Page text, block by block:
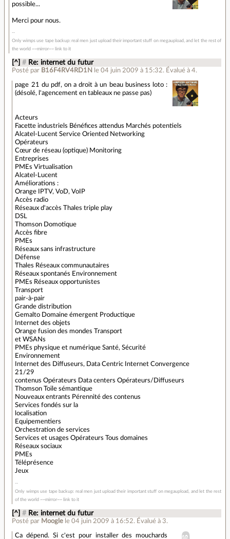
possible...
Merci pour nous.
Only wimps use tape backup: real men just upload their important stuff on megaupload, and let the rest of
the world ~~mirror~~ link to it
[^] # Re: internet du futur
Posté par B16F4RV4RD1N le 04 juin 2009 à 15:32. Évalué à4.
page 21 du pdf, on a droit à un beau business loto :
(désolé, l'agencement en tableaux ne passe pas)
Acteurs
Facette industriels Bénéfices attendus Marchés potentiels
Alcatel-Lucent Service Oriented Networking
Opérateurs
Cœur de réseau (optique) Monitoring
Entreprises
PMEs Virtualisation
Alcatel-Lucent
Améliorations :
Orange IPTV, VoD, VoIP
Accès radio
Réseaux d'accès Thales triple play
DSL
Thomson Domotique
Accès fibre
PMEs
Réseaux sans infrastructure
Défense
Thales Réseaux communautaires
Réseaux spontanés Environnement
PMEs Réseaux opportunistes
Transport
pair-à-pair
Grande distribution
Gemalto Domaine émergent Productique
Internet des objets
Orange fusion des mondes Transport
et WSANs
PMEs physique et numérique Santé, Sécurité
Environnement
Internet des Diffuseurs, Data Centric Internet Convergence
21/29
contenus Opérateurs Data centers Opérateurs/Diffuseurs
Thomson Toile sémantique
Nouveaux entrants Pérennité des contenus
Services fondés sur la
localisation
Equipementiers
Orchestration de services
Services et usages Opérateurs Tous domaines
Réseaux sociaux
PMEs
Téléprésence
Jeux
Only wimps use tape backup: real men just upload their important stuff on megaupload, and let the rest
of the world ~~mirror~~ link to it
[^] # Re: internet du futur
Posté par Moogle le 04 juin 2009 à 16:52. Évalué à 3.
Ca dépend. Si c'est pour installer des mouchards